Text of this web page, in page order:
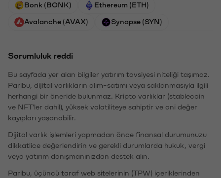
Bonk (BONK) Ethereum (ETH)
Avalanche (AVAX) Synapse (SYN)
Sorumluluk reddi
Bu sayfada yer alan bilgiler yatırım tavsiyesi niteliği taşımaz.
Paribu, dijital varlıkların alım-satımı veya saklanmasıyla ilgili
herhangi bir öneride bulunmaz. Kripto varlıklar (stablecoin
ve NFT'ler dahil), yüksek volatiliteye sahiptir ve ani değer
kayıpları yaşanabilir.
Dijital varlık işlemleri yapmadan önce finansal durumunuzu
dikkatlice değerlendirin ve gerekli durumlarda hukuk, vergi
veya yatırım danışmanınızdan destek alın.
Paribu, üçüncü taraf web sitelerinin (TPW) içeriklerinden